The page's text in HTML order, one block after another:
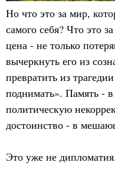
Но что это за мир,
самого себя? Что это
цена - не только
вычеркнуть его из
превратить из
поднимать». Память -
политическую
достоинство - в
Это уже не